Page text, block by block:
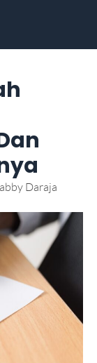
Daraja